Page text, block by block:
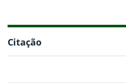
Citação